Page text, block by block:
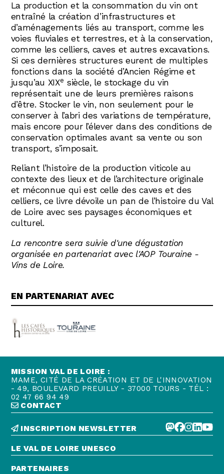
La production et la consommation du vin ont
entraîné la création d’infrastructures et
d’aménagements liés au transport, comme les
voies fluviales et terrestres, et à la conservation,
comme les celliers, caves et autres excavations.
Si ces dernières structures eurent de multiples
fonctions dans la société d’Ancien Régime et
jusqu’au XIXe siècle, le stockage du vin
représentait une de leurs premières raisons
d’être. Stocker le vin, non seulement pour le
conserver à l’abri des variations de température,
mais encore pour l’élever dans des conditions de
conservation optimales avant sa vente ou son
transport, s’imposait.
Reliant l’histoire de la production viticole au
contexte des lieux et de l’architecture originale
et méconnue qui est celle des caves et des
celliers, ce livre dévoile un pan de l’histoire du Val
de Loire avec ses paysages économiques et
culturel.
La rencontre sera suivie d'une dégustation
organisée en partenariat avec l'AOP Touraine -
Vins de Loire.
EN PARTENARIAT AVEC
MISSION VAL DE LOIRE :
MAME, CITÉ DE LA CRÉATION ET DE L'INNOVATION
- 49, BOULEVARD PREUILLY - 37000 TOURS - TÉL :
02 47 66 94 49
CONTACT
INSCRIPTION NEWSLETTER
LE VAL DE LOIRE UNESCO
PARTENAIRES